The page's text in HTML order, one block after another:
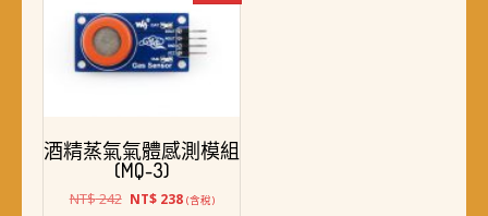
酒精蒸氣氣體感測模組
(MQ-3)
NT$242 原
NT$238目(含稅)